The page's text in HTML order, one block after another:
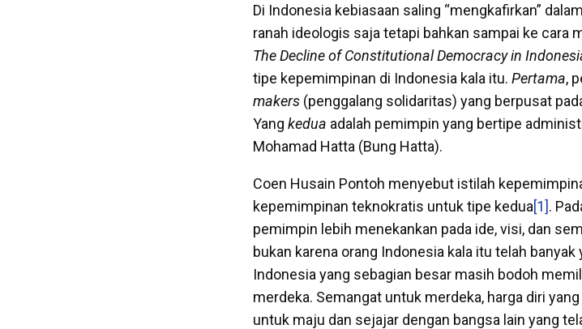
Di Indonesia kebiasaan saling “mengkafirkan”
ranah ideologis saja tetapi bahkan sampai ke cara
The Decline of Constitutional Democracy in
tipe kepemimpinan di Indonesia kala itu. Pertama,
makers (penggalang solidaritas) yang berpusat
Yang kedua adalah pemimpin yang bertipe
Mohamad Hatta (Bung Hatta).
Coen Husain Pontoh menyebut istilah
kepemimpinan teknokratis untuk tipe kedua[1].
pemimpin lebih menekankan pada ide, visi, dan
bukan karena orang Indonesia kala itu telah banyak
Indonesia yang sebagian besar masih bodoh
merdeka. Semangat untuk merdeka, harga diri
untuk maju dan sejajar dengan bangsa lain yang